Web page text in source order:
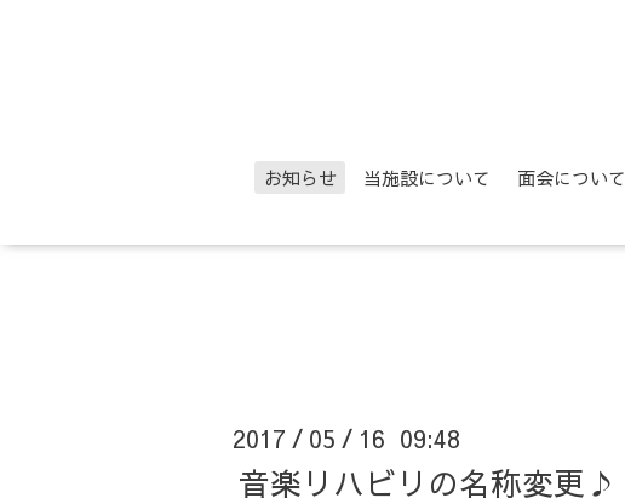
お知らせ 当施設について 面会について
2017 / 05 / 16 09:48
音楽リハビリの名称変更♪